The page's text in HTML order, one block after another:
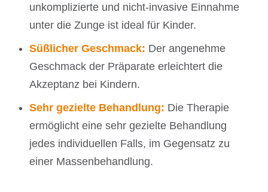
unkomplizierte und nicht-invasive Einnahme
unter die Zunge ist ideal für Kinder.
Süßlicher Geschmack: Der angenehme
Geschmack der Präparate erleichtert die
Akzeptanz bei Kindern.
Sehr gezielte Behandlung: Die Therapie
ermöglicht eine sehr gezielte Behandlung
jedes individuellen Falls, im Gegensatz zu
einer Massenbehandlung.